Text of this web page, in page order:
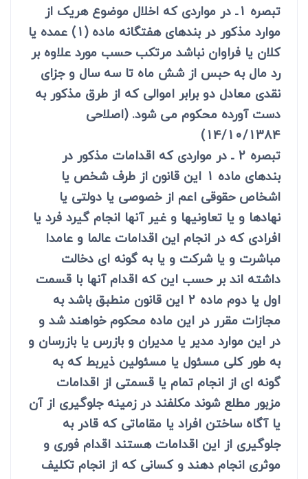
تبصره 1ـ در مواردی که اخلال موضوع هریک از
موارد مذکور در بندهای هفتگانه ماده (1) عمده یا
کلان یا فراوان نباشد مرتکب حسب مورد علاوه بر
رد مال به حبس از شش ماه تا سه سال و جزای
نقدی معادل دو برابر اموالی که از طرق مذکور به
دست آورده محکوم می شود. (اصلاحی
14/10/1384)
تبصره 2 ـ در مواردی که اقدامات مذکور در
بندهای ماده 1 این قانون از طرف شخص یا
اشخاص حقوقی اعم از خصوصی یا دولتی یا
نهادها و یا تعاونیها و غیر آنها انجام گیرد فرد یا
افرادی که در انجام این اقدامات عالما و عامدا
مباشرت و یا شرکت و یا به گونه ای دخالت
داشته اند بر حسب این که اقدام آنها با قسمت
اول یا دوم ماده 2 این قانون منطبق باشد به
مجازات مقرر در این ماده محکوم خواهند شد و
در این موارد مدیر یا مدیران و بازرس یا بازرسان و
به طور کلی مسئول یا مسئولین ذیربط که به
گونه ای از انجام تمام یا قسمتی از اقدامات
مزبور مطلع شوند مکلفند در زمینه جلوگیری از آن
یا آگاه ساختن افراد یا مقاماتی که قادر به
جلوگیری از این اقدامات هستند اقدام فوری و
موثری انجام دهند و کسانی که از انجام تکلیف